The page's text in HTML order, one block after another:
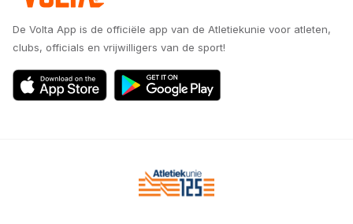
De Volta App is de officiële app van de Atletiekunie voor atleten,
clubs, officials en vrijwilligers van de sport!